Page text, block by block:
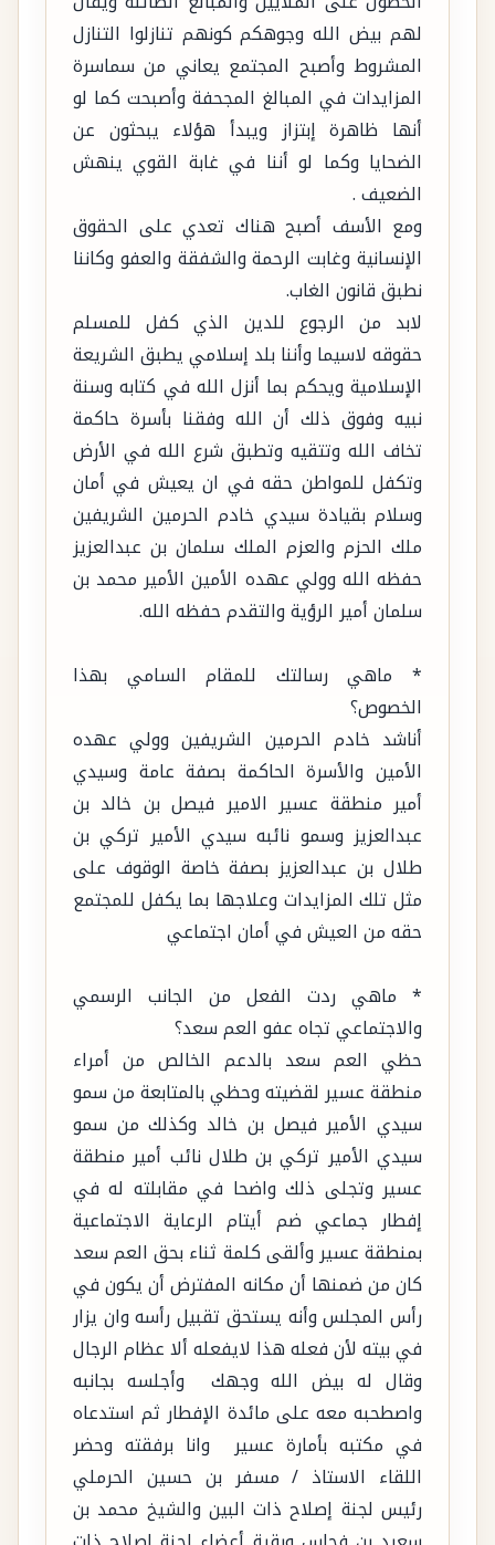
لهم بيض الله وجوهكم كونهم تنازلوا التنازل
المشروط وأصبح المجتمع يعاني من سماسرة
المزايدات في المبالغ المجحفة وأصبحت كما لو
أنها ظاهرة إبتزاز ويبدأ هؤلاء يبحثون عن
الضحايا وكما لو أننا في غابة القوي ينهش
الضعيف .
ومع الأسف أصبح هناك تعدي على الحقوق
الإنسانية وغابت الرحمة والشفقة والعفو وكاننا
نطبق قانون الغاب.
لابد من الرجوع للدين الذي كفل للمسلم
حقوقه لاسيما وأننا بلد إسلامي يطبق الشريعة
الإسلامية ويحكم بما أنزل الله في كتابه وسنة
نبيه وفوق ذلك أن الله وفقنا بأسرة حاكمة
تخاف الله وتتقيه وتطبق شرع الله في الأرض
وتكفل للمواطن حقه في ان يعيش في أمان
وسلام بقيادة سيدي خادم الحرمين الشريفين
ملك الحزم والعزم الملك سلمان بن عبدالعزيز
حفظه الله وولي عهده الأمين الأمير محمد بن
سلمان أمير الرؤية والتقدم حفظه الله.
* ماهي رسالتك للمقام السامي بهذا
الخصوص؟
أناشد خادم الحرمين الشريفين وولي عهده
الأمين والأسرة الحاكمة بصفة عامة وسيدي
أمير منطقة عسير الامير فيصل بن خالد بن
عبدالعزيز وسمو نائبه سيدي الأمير تركي بن
طلال بن عبدالعزيز بصفة خاصة الوقوف على
مثل تلك المزايدات وعلاجها بما يكفل للمجتمع
حقه من العيش في أمان اجتماعي
* ماهي ردت الفعل من الجانب الرسمي
والاجتماعي تجاه عفو العم سعد؟
حظي العم سعد بالدعم الخالص من أمراء
منطقة عسير لقضيته وحظي بالمتابعة من سمو
سيدي الأمير فيصل بن خالد وكذلك من سمو
سيدي الأمير تركي بن طلال نائب أمير منطقة
عسير وتجلى ذلك واضحا في مقابلته له في
إفطار جماعي ضم أيتام الرعاية الاجتماعية
بمنطقة عسير وألقى كلمة ثناء بحق العم سعد
كان من ضمنها أن مكانه المفترض أن يكون في
رأس المجلس وأنه يستحق تقبيل رأسه وان يزار
في بيته لأن فعله هذا لايفعله ألا عظام الرجال
وقال له بيض الله وجهك وأجلسه بجانبه
واصطحبه معه على مائدة الإفطار ثم استدعاه
في مكتبه بأمارة عسير وانا برفقته وحضر
اللقاء الاستاذ / مسفر بن حسين الحرملي
رئيس لجنة إصلاح ذات البين والشيخ محمد بن